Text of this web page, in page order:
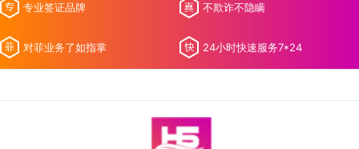
专业签证品牌 不欺诈不隐瞒
对菲业务了如指掌 24小时快速服务7*24